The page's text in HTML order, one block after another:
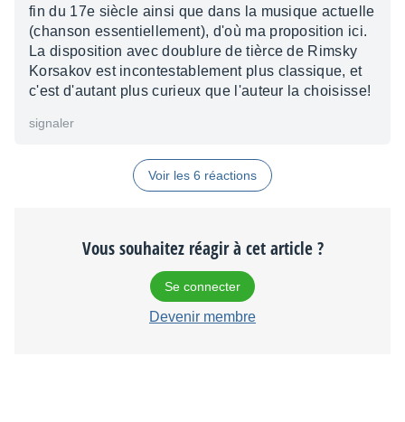
fin du 17e siècle ainsi que dans la musique actuelle
(chanson essentiellement), d'où ma proposition ici.
La disposition avec doublure de tièrce de Rimsky
Korsakov est incontestablement plus classique, et
c'est d'autant plus curieux que l'auteur la choisisse!
signaler
Voir les 6 réactions
Vous souhaitez réagir à cet article ?
Se connecter
Devenir membre